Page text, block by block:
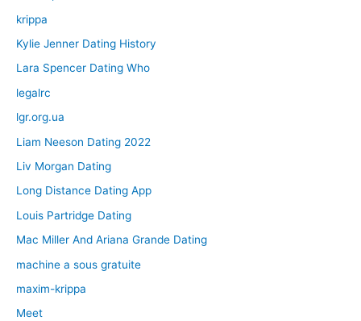
krippa
Kylie Jenner Dating History
Lara Spencer Dating Who
legalrc
lgr.org.ua
Liam Neeson Dating 2022
Liv Morgan Dating
Long Distance Dating App
Louis Partridge Dating
Mac Miller And Ariana Grande Dating
machine a sous gratuite
maxim-krippa
Meet